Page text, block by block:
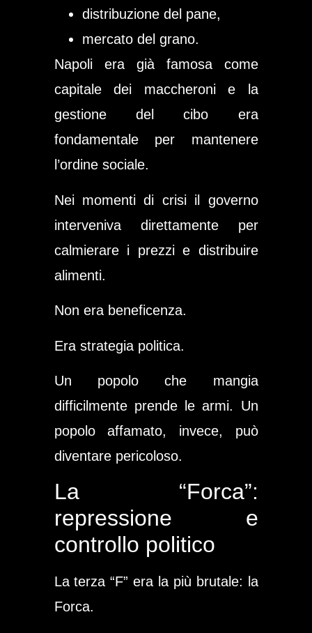
distribuzione del pane,
mercato del grano.
Napoli era già famosa come
capitale dei maccheroni e la
gestione del cibo era
fondamentale per mantenere
l’ordine sociale.
Nei momenti di crisi il governo
interveniva direttamente per
calmierare i prezzi e distribuire
alimenti.
Non era beneficenza.
Era strategia politica.
Un popolo che mangia
difficilmente prende le armi. Un
popolo affamato, invece, può
diventare pericoloso.
La “Forca”:
repressione e
controllo politico
La terza “F” era la più brutale: la
Forca.